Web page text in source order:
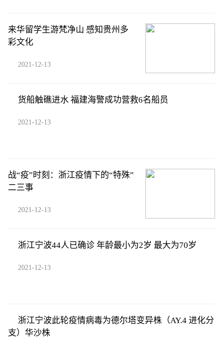
来华留学生游梵净山 感知贵州多
彩文化
2021-12-13
货船触礁进水 福建海警成功营救6名船员
2021-12-13
战“疫”时刻：浙江疫情下的“特殊”
二三事
2021-12-13
浙江宁波44人已确诊 年龄最小为2岁 最大为70岁
2021-12-13
浙江宁波此轮疫情病毒为德尔塔变异株（AY.4 进化分
支）华沙株